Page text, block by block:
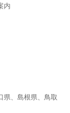
内
県、島根県、鳥取